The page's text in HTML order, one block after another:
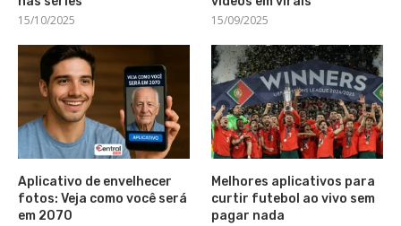
15/10/2025
15/09/2025
Aplicativo de envelhecer
fotos: Veja como você será
em 2070
Melhores aplicativos para
curtir futebol ao vivo sem
pagar nada